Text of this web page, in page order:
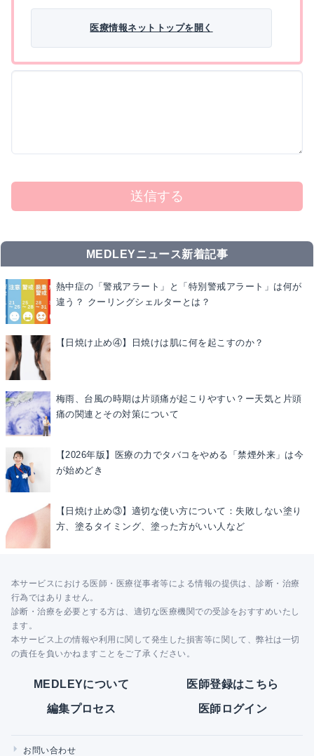
医療情報ネットトップを開く
送信する
MEDLEYニュース新着記事
熱中症の「警戒アラート」と「特別警戒アラート」は何が
違う？ クーリングシェルターとは？
【日焼け止め④】日焼けは肌に何を起こすのか？
梅雨、台風の時期は片頭痛が起こりやすい？ー天気と片頭
痛の関連とその対策について
【2026年版】医療の力でタバコをやめる「禁煙外来」は今
が始めどき
【日焼け止め③】適切な使い方について：失敗しない塗り
方、塗るタイミング、塗った方がいい人など
本サービスにおける医師・医療従事者等による情報の提供は、診断・治療
行為ではありません。
診断・治療を必要とする方は、適切な医療機関での受診をおすすめいたし
ます。
本サービス上の情報や利用に関して発生した損害等に関して、弊社は一切
の責任を負いかねますことをご了承ください。
MEDLEYについて 医師登録はこちら
編集プロセス 医師ログイン
お問い合わせ